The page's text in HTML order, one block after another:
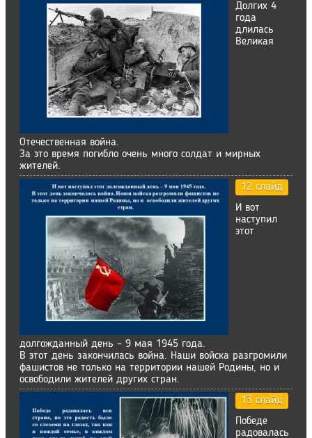
Долгих 4
года
длилась
Великая
Отечественная война.
За это время погибло очень много солдат и мирных
жителей.
12 слайд
И вот
наступил
этот
долгожданный день – 9 мая 1945 года.
В этот день закончилась война. Наши войска разгромили
фашистов не только на территории нашей Родины, но и
освободили жителей других стран.
13 слайд
Победе
радовалась